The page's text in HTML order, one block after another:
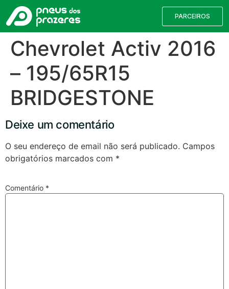
PARCEIROS
Chevrolet Activ 2016
– 195/65R15
BRIDGESTONE
Deixe um comentário
O seu endereço de email não será publicado. Campos
obrigatórios marcados com *
Comentário *
Encontre o pneu correto para a sua
Válvulas TPMS